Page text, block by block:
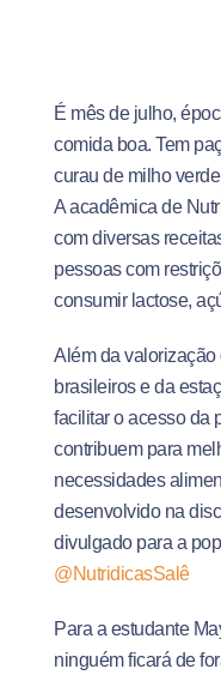
É mês de julho,
comida boa. Tem
curau de milho
A acadêmica de
com diversas
pessoas com
consumir lactose,
Além da
brasileiros e da
facilitar o acesso da
contribuem para
necessidades
desenvolvido na
divulgado para a
@NutridicasSalê
Para a estudante
ninguém ficará de